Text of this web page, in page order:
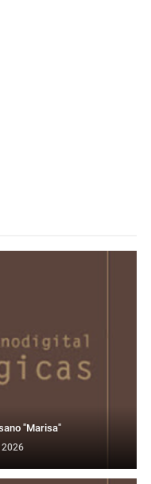
"Marisa"
2026